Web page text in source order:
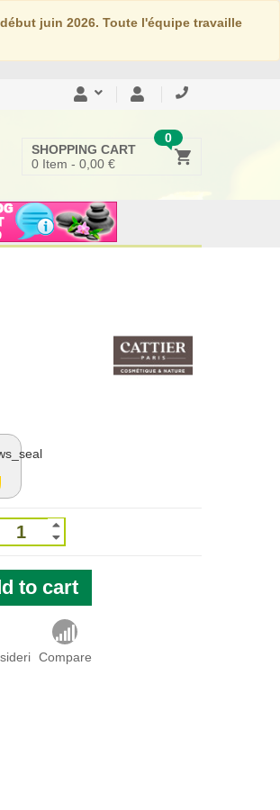
juin 2026. Toute l'équipe travaille
0
SHOPPING CART
0 Item - 0,00 €
to cart
Compare